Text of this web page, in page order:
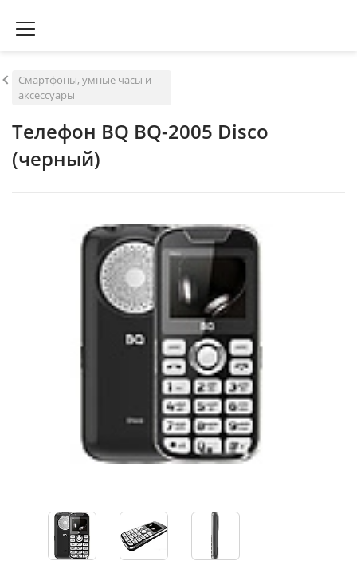
Смартфоны, умные часы и
аксессуары
Телефон BQ BQ-2005 Disco
(черный)